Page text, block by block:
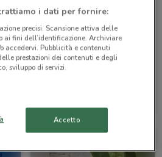
Scade il 31/10
i dati per fornire:
precisi. Scansione attiva delle
ai fini dell’identificazione. Archiviare
accedervi. Pubblicità e contenuti
prestazioni dei contenuti e degli
sviluppo di servizi.
Accetto